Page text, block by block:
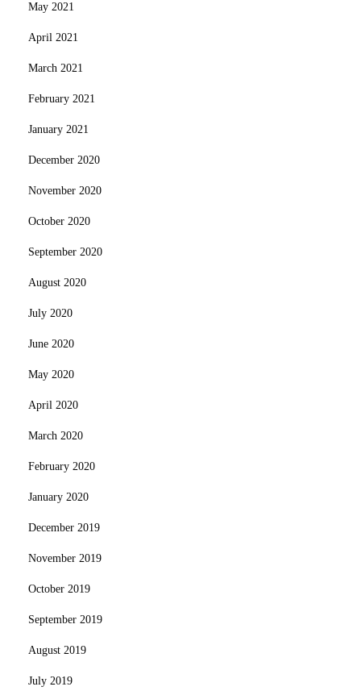
May 2021
April 2021
March 2021
February 2021
January 2021
December 2020
November 2020
October 2020
September 2020
August 2020
July 2020
June 2020
May 2020
April 2020
March 2020
February 2020
January 2020
December 2019
November 2019
October 2019
September 2019
August 2019
July 2019